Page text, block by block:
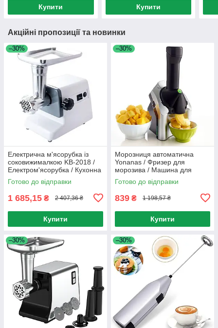
Купити Купити
Акційні пропозиції та новинки
–30%
Електрична м'ясорубка із
соковижималкою KB-2018 /
Електром'ясорубка / Кухонна
м'ясорубка
Готово до відправки
1 685,15 ₴ 2 407,36 ₴
Купити
–30%
Морозниця автоматична
Yonanas / Фризер для
морозива / Машина для
морозива
Готово до відправки
839 ₴ 1 198,57 ₴
Купити
–30% –30%